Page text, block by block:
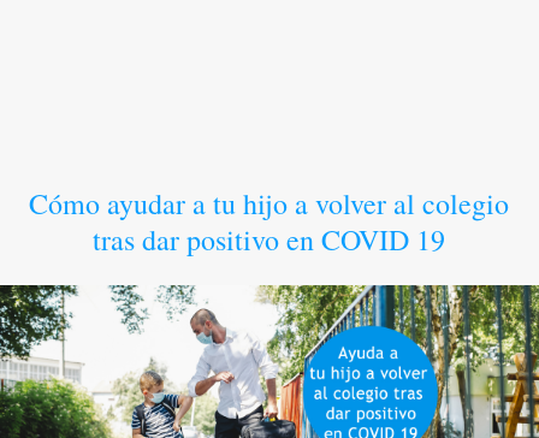
Cómo ayudar a tu hijo a volver al colegio
tras dar positivo en COVID 19